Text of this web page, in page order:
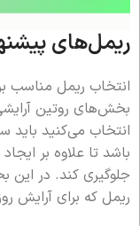
ریمل‌های
انتخاب ریمل مناسب
بخش‌های روتین
انتخاب می‌کنید باید
باشد تا علاوه بر
جلوگیری کند. در
ریمل که برای آرایش